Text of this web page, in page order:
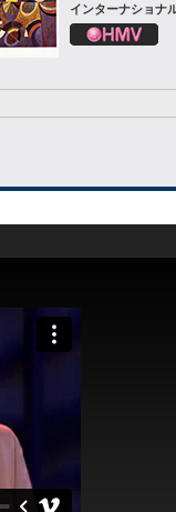
インターナショナル